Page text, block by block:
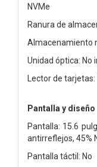
NVMe
Ranura de
Almacenamiento
Unidad óptica: No
Lector de
Pantalla y diseño
Pantalla: 15.6
antirreflejos, 45%
Pantalla táctil: No